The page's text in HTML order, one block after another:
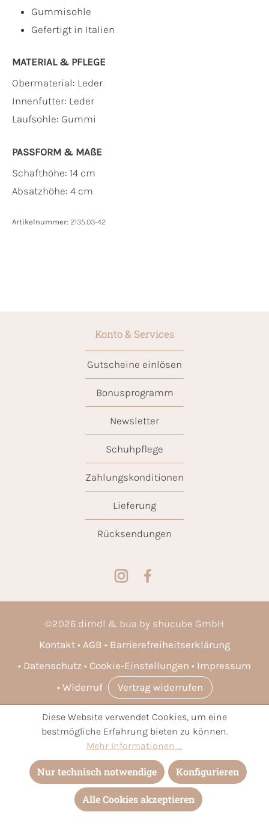
Gummisohle
Gefertigt in Italien
MATERIAL & PFLEGE
Obermaterial: Leder
Innenfutter: Leder
Laufsohle: Gummi
PASSFORM & MAẞE
Schafthöhe: 14 cm
Absatzhöhe: 4 cm
Artikelnummer: 2135.03-42
Konto & Services
Gutscheine einlösen
Bonusprogramm
Newsletter
Schuhpflege
Zahlungskonditionen
Lieferung
Rücksendungen
©2026 dirndl & bua by shucube GmbH
Kontakt
AGB
Barrierefreiheitserklärung
Datenschutz
Cookie-Einstellungen
Impressum
Widerruf
Vertrag widerrufen
* Alle Preise inkl. gesetzl. Mehrwertsteuer zzgl.Versandkosten
und ggf. Nachnahmegebühren, wenn nicht anders angegeben.
Diese Website verwendet Cookies, um eine
bestmögliche Erfahrung bieten zu können.
Mehr Informationen ...
Nur technisch notwendige Konfigurieren
Alle Cookies akzeptieren